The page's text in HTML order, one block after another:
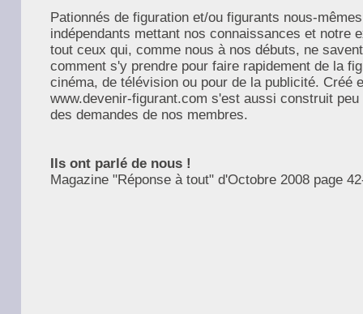
Pationnés de figuration et/ou figurants nous-
indépendants mettant nos connaissances et notre
tout ceux qui, comme nous à nos débuts, ne
comment s'y prendre pour faire rapidement de la
cinéma, de télévision ou pour de la publicité. Créé
www.devenir-figurant.com s'est aussi construit
des demandes de nos membres.
Ils ont parlé de nous !
Magazine "Réponse à tout" d'Octobre 2008 page